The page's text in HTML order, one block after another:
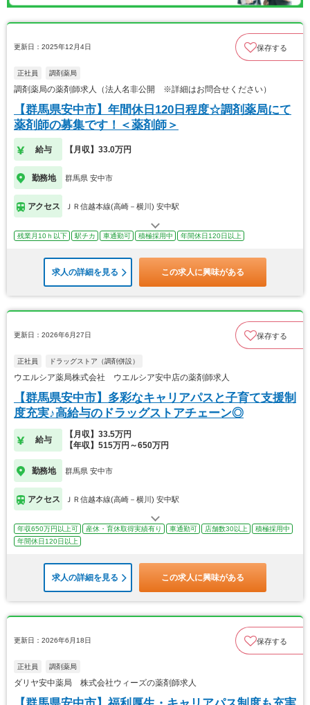
更新日：2025年12月4日 保存する
正社員 調剤薬局
調剤薬局の薬剤師求人（法人名非公開 ※詳細はお問合せください）
【群馬県安中市】年間休日120日程度☆調剤薬局にて
薬剤師の募集です！＜薬剤師＞
給与 【月収】33.0万円
勤務地 群馬県 安中市
アクセス ＪＲ信越本線(高崎－横川) 安中駅
残業月10ｈ以下 駅チカ 車通勤可 積極採用中 年間休日120日以上
求人の詳細を見る この求人に興味がある
更新日：2026年6月27日 保存する
正社員 ドラッグストア（調剤併設）
ウエルシア薬局株式会社 ウエルシア安中店の薬剤師求人
【群馬県安中市】多彩なキャリアパスと子育て支援制
度充実♪高給与のドラッグストアチェーン◎
給与
【月収】33.5万円
【年収】515万円～650万円
勤務地 群馬県 安中市
アクセス ＪＲ信越本線(高崎－横川) 安中駅
年収650万円以上可 産休・育休取得実績有り 車通勤可 店舗数30以上
積極採用中
年間休日120日以上
求人の詳細を見る この求人に興味がある
更新日：2026年6月18日 保存する
正社員 調剤薬局
ダリヤ安中薬局 株式会社ウィーズの薬剤師求人